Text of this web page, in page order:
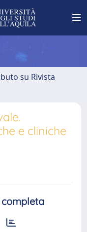
su Rivista
e cliniche
completa